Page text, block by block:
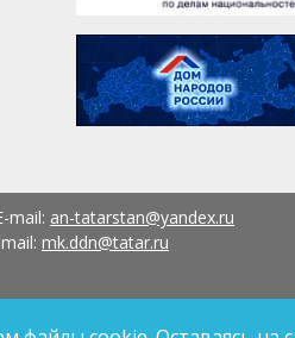
mail: an-tatarstan@yandex.ru
mk.ddn@tatar.ru